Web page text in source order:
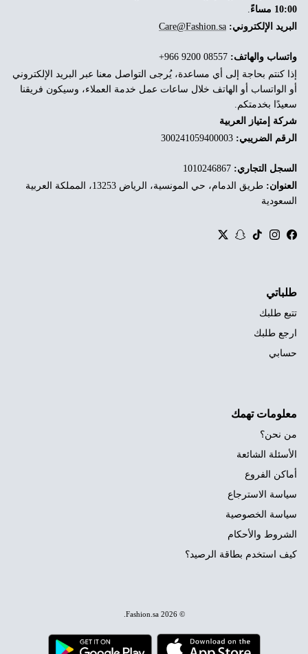
10:00 مساءً
البريد الإلكتروني: Care@Fashion.sa
واتساب والهاتف:
إذا كنتم بحاجة إلى أي مساعدة، يُرجى التواصل معنا عبر البريد الإلكتروني
أو الواتساب أو الهاتف خلال ساعات عمل خدمة العملاء، وسيكون فريقنا
سعيدًا بخدمتكم.
شركة إمتياز العربية
الرقم الضريبي:
السجل التجاري:
العنوان:
طريق الدمام، حي المونسية، الرياض 13253، المملكة العربية
السعودية
Facebook
Instagram
TikTok
Snapchat
Twitter
طلباتي
تتبع طلبك
ارجع طلبك
حسابي
معلومات تهمك
من نحن؟
الأسئلة الشائعة
أماكن الفروع
سياسة الاسترجاع
سياسة الخصوصية
الشروط والأحكام
كيف استخدم بطاقة الرصيد؟
© 2026
Fashion.sa